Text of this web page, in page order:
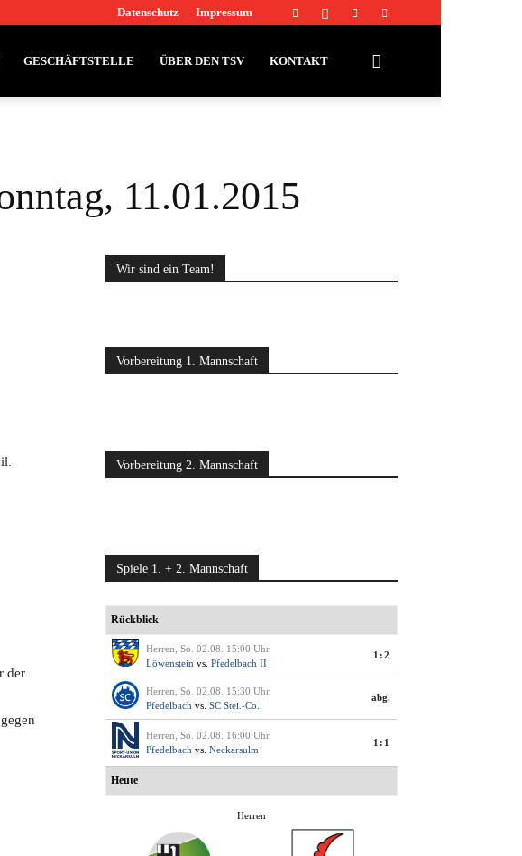
Datenschutz Impressum
GESCHÄFTSTELLE ÜBER DEN TSV KONTAKT
11.01.2015
der
Wir sind ein Team!
Vorbereitung 1. Mannschaft
Vorbereitung 2. Mannschaft
Spiele 1. + 2. Mannschaft
Rückblick
Herren, So. 02.08. 15:00 Uhr
Löwenstein vs. Pfedelbach II
1:2
Herren, So. 02.08. 15:30 Uhr
Pfedelbach vs. SC Stei.-Co.
abg.
Herren, So. 02.08. 16:00 Uhr
Pfedelbach vs. Neckarsulm
1:1
Heute
Herren